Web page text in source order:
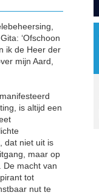
‘Ofschoon
ik de Heer der
mijn Aard,
is altijd een
dat niet uit is
maar op
De macht van
tot
nut te